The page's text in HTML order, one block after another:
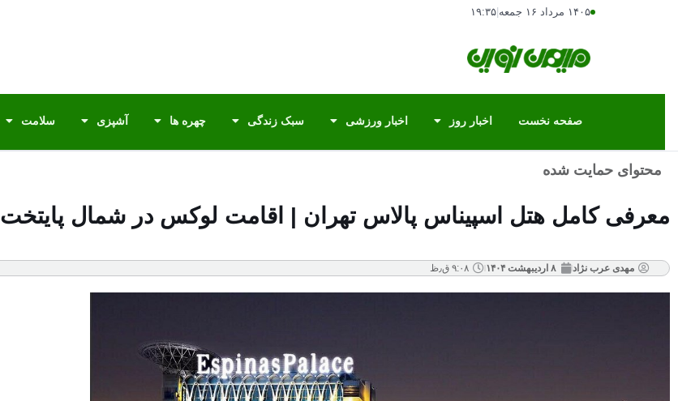
۱۴۰۵ مرداد ۱۶ جمعه ۱۹:۳۵
صفحه نخست اخبار روز اخبار ورزشی سبک زندگی چهره ها آشپزی سلامت
محتوای حمایت شده
معرفی کامل هتل اسپیناس پالاس تهران | اقامت لوکس در شمال پایتخت
مهدی عرب نژاد ۸ اردیبهشت ۱۴۰۴ ۹:۰۸ ق٫ظ